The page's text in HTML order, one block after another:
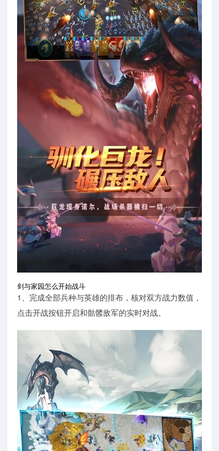
剑与家园怎么开始战斗
1、完成全部兵种与英雄的排布，核对双方战力数值，
点击开战按钮开启和骷髅敌军的实时对战。